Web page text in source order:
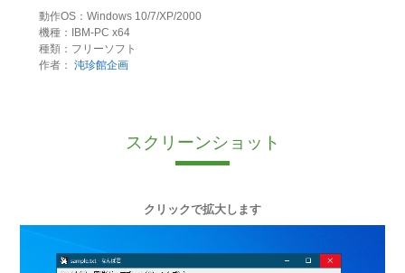
動作OS：Windows 10/7/XP/2000
機種：IBM-PC x64
種類：フリーソフト
作者： 沌珍館企画
スクリーンショット
クリックで拡大します